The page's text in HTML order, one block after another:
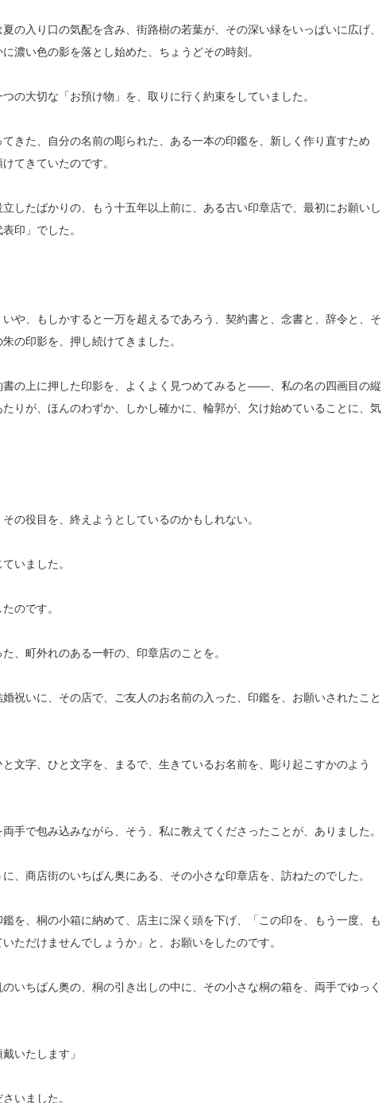
の入り口の気配を含み、街路樹の若葉が、その深い緑をいっぱいに広げ、
濃い色の影を落とし始めた、ちょうどその時刻。
の大切な「お預け物」を、取りに行く約束をしていました。
きた、自分の名前の彫られた、ある一本の印鑑を、新しく作り直すため
てきていたのです。
したばかりの、もう十五年以上前に、ある古い印章店で、最初にお願いし
印」でした。
や、もしかすると一万を超えるであろう、契約書と、念書と、辞令と、そ
の印影を、押し続けてきました。
書の上に押した印影を、よくよく見つめてみると——、私の名の四画目の縦
りが、ほんのわずか、しかし確かに、輪郭が、欠け始めていることに、気
の役目を、終えようとしているのかもしれない。
いました。
のです。
、町外れのある一軒の、印章店のことを。
祝いに、その店で、ご友人のお名前の入った、印鑑を、お願いされたこと
と文字、ひと文字を、まるで、生きているお名前を、彫り起こすかのよう
手で包み込みながら、そう、私に教えてくださったことが、ありました。
、商店街のいちばん奥にある、その小さな印章店を、訪ねたのでした。
を、桐の小箱に納めて、店主に深く頭を下げ、「この印を、もう一度、も
ただけませんでしょうか」と、お願いをしたのです。
いちばん奥の、桐の引き出しの中に、その小さな桐の箱を、両手でゆっく
いたします」
いました。